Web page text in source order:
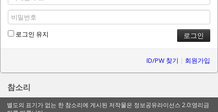
로그인 유지
ID/PW 찾기 | 회원가입
참소리
별도의 표기가 없는 한 참소리에 게시된 저작물은 정보공유라이선스 2.0:영리금